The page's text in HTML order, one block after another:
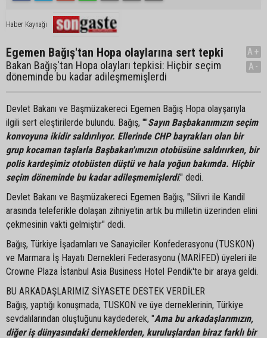
Haber Kaynağı
Egemen Bağış'tan Hopa olaylarına sert tepki
Bakan Bağış'tan Hopa olayları tepkisi: Hiçbir seçim
döneminde bu kadar adileşmemişlerdi
A+
A-
Devlet Bakanı ve Başmüzakereci Egemen Bağış Hopa olayşarıyla
ilgili sert eleştirilerde bulundu. Bağış, ""Sayın Başbakanımızın seçim
konvoyuna ikidir saldırılıyor. Ellerinde CHP bayrakları olan bir
grup kocaman taşlarla Başbakan'ımızın otobüsüne saldırırken, bir
polis kardeşimiz otobüsten düştü ve hala yoğun bakımda. Hiçbir
seçim döneminde bu kadar adileşmemişlerdi." dedi.
Devlet Bakanı ve Başmüzakereci Egemen Bağış, "Silivri ile Kandil
arasında teleferikle dolaşan zihniyetin artık bu milletin üzerinden elini
çekmesinin vakti gelmiştir" dedi.
Bağış, Türkiye İşadamları ve Sanayiciler Konfederasyonu (TUSKON)
ve Marmara İş Hayatı Dernekleri Federasyonu (MARİFED) üyeleri ile
Crowne Plaza İstanbul Asia Business Hotel Pendik'te bir araya geldi.
BU ARKADAŞLARIMIZ SİYASETE DESTEK VERDİLER
Bağış, yaptığı konuşmada, TUSKON ve üye derneklerinin, Türkiye
sevdalılarından oluştuğunu kaydederek, "Ama bu arkadaşlarımızın,
diğer iş dünyasındaki derneklerden, kuruluşlardan biraz farklı bir